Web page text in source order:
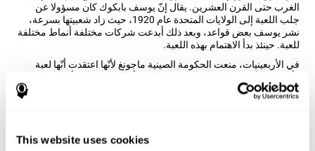
This website uses cookies
الغرب حتى القرن العشرين. يقال إنّ يوسف بابكوك كان مسؤولا عن
جلب اللعبة إلى الولايات المتحدة عام 1920، حيث زاد شعبيتها بسرعة،
نشر يوسف بعض قواعد، وبعد ذلك أبدعت شركات مختلفة أنماط مختلفة
للعبة. حينئذ بدأ الاهتمام بهذه اللعبة.
في الأربعينيات، منعت الحكومة الصينية ماجونغ لأنّها اعتقدت أنّها لعبة
الناس ماجونغ فقط، لأنّها خافت أنّ الفلاحين طوّروا قدراتهم المعرفية من
المختلفة من خلال هذه اللعبة التي نعرفها ونحبّها.